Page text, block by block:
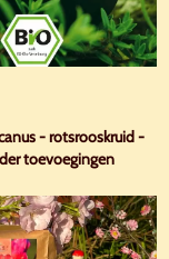
- rotsrooskruid -
toevoegingen